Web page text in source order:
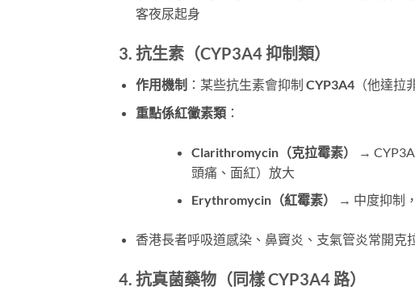
客夜尿起身
3. 抗生素（CYP3A4 抑制類）
作用機制 ：某些抗生素會抑制 CYP3A4（他達拉
重點係紅黴素類：
Clarithromycin（克拉霉素） →
頭痛、面紅）放大
Erythromycin（紅霉素）
→ 中度抑制
香港長者呼吸道感染、鼻竇炎、支氣管炎常開
4. 抗真菌藥物（同樣 CYP3A4 路）